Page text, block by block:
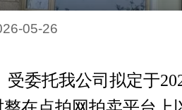
05-26
受委托我公司拟定于